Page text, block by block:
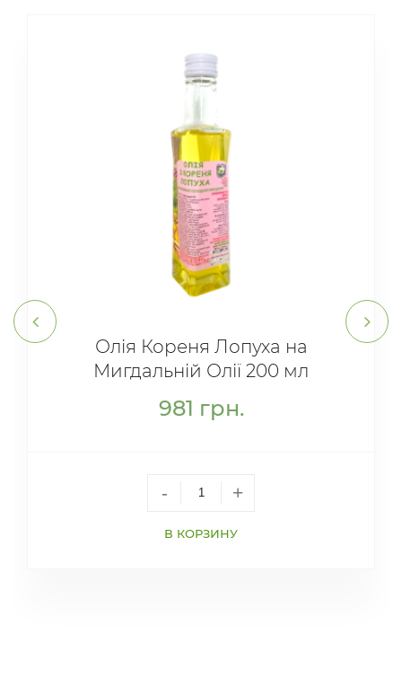
Олія Кореня Лопуха на
Мигдальній Олії 200 мл
981 грн.
- +
В КОРЗИНУ